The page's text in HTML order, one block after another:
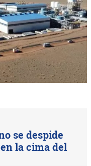
se despide
la cima del